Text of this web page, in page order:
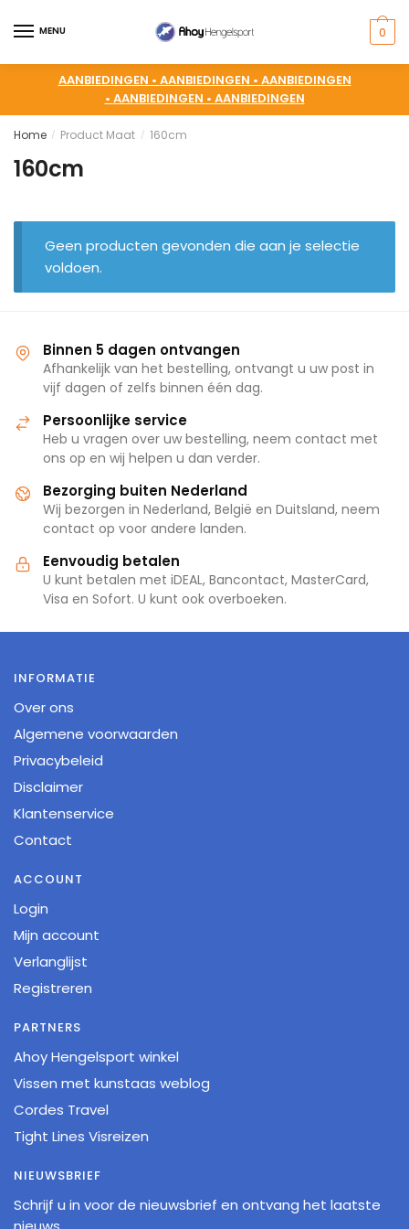
MENU 0
AANBIEDINGEN • AANBIEDINGEN • AANBIEDINGEN
• AANBIEDINGEN • AANBIEDINGEN
Home / Product Maat / 160cm
160cm
Geen producten gevonden die aan je selectie
voldoen.
Binnen 5 dagen ontvangen
Afhankelijk van het bestelling, ontvangt u uw post in
vijf dagen of zelfs binnen één dag.
Persoonlijke service
Heb u vragen over uw bestelling, neem contact met
ons op en wij helpen u dan verder.
Bezorging buiten Nederland
Wij bezorgen in Nederland, België en Duitsland, neem
contact op voor andere landen.
Eenvoudig betalen
U kunt betalen met iDEAL, Bancontact, MasterCard,
Visa en Sofort. U kunt ook overboeken.
INFORMATIE
Over ons
Algemene voorwaarden
Privacybeleid
Disclaimer
Klantenservice
Contact
ACCOUNT
Login
Mijn account
Verlanglijst
Registreren
PARTNERS
Ahoy Hengelsport winkel
Vissen met kunstaas weblog
Cordes Travel
Tight Lines Visreizen
NIEUWSBRIEF
Schrijf u in voor de nieuwsbrief en ontvang het laatste